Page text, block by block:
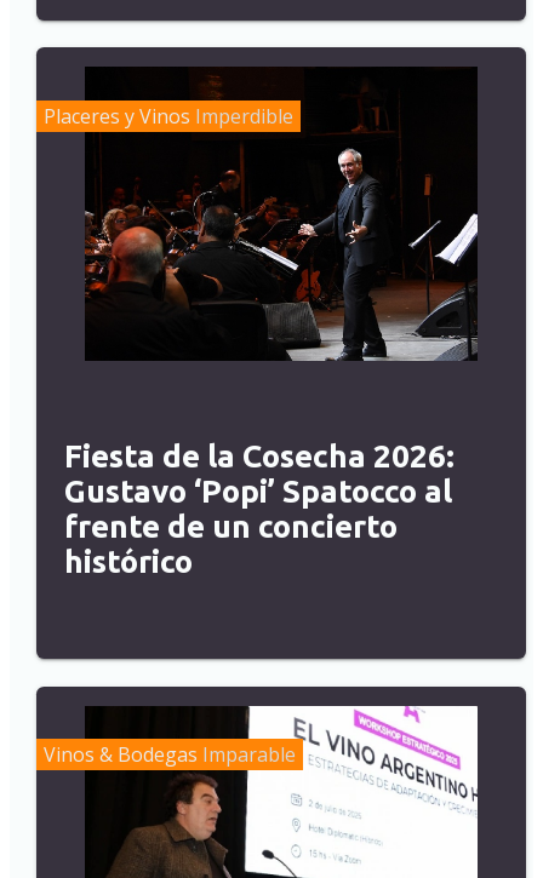
Placeres y Vinos Imperdible
Fiesta de la Cosecha 2026:
Gustavo ‘Popi’ Spatocco al
frente de un concierto
histórico
Vinos & Bodegas Imparable